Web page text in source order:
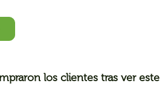
los clientes tras ver este